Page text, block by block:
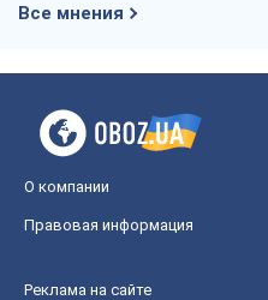
Все мнения
О компании
Правовая информация
Реклама на сайте